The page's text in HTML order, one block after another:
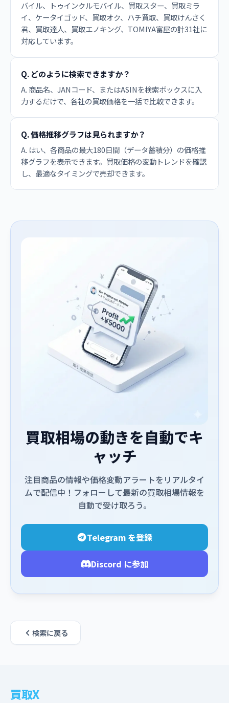
バイル、トゥインクルモバイル、買取スター、買取ミラ
イ、ケータイゴッド、買取オク、ハチ買取、買取けんさく
君、買取達人、買取エノキング、TOMIYA富屋の計31社に
対応しています。
Q. どのように検索できますか？
A. 商品名、JANコード、またはASINを検索ボックスに入
力するだけで、各社の買取価格を一括で比較できます。
Q. 価格推移グラフは見られますか？
A. はい、各商品の最大180日間（データ蓄積分）の価格推
移グラフを表示できます。買取価格の変動トレンドを確認
し、最適なタイミングで売却できます。
買取相場の動きを自動でキ
ャッチ
注目商品の情報や価格変動アラートをリアルタイ
ムで配信中！フォローして最新の買取相場情報を
自動で受け取ろう。
Telegram を登録
Discord に参加
検索に戻る
買取X